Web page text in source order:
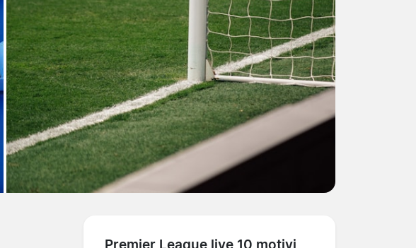
Premier League live 10 motivi